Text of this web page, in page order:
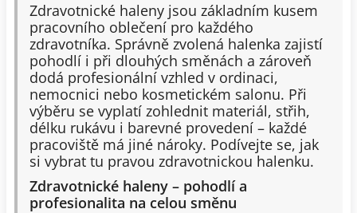
Zdravotnické haleny jsou základním kusem
pracovního oblečení pro každého
zdravotníka. Správně zvolená halenka zajistí
pohodlí i při dlouhých směnách a zároveň
dodá profesionální vzhled v ordinaci,
nemocnici nebo kosmetickém salonu. Při
výběru se vyplatí zohlednit materiál, střih,
délku rukávu i barevné provedení – každé
pracoviště má jiné nároky. Podívejte se, jak
si vybrat tu pravou zdravotnickou halenku.
Zdravotnické haleny – pohodlí a
profesionalita na celou směnu